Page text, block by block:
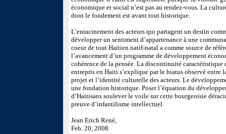
économique et social n’est pas au rendez-vous. La
dont le fondement est avant tout historique.
L’enracinement des acteurs qui partagent un destin
développer un sentiment d’appartenance à une
coeur de tout Haitien natif-natal a comme source de
l’avancement d’un programme de développement
cohérence de la pensée. La discontinuité
entrepris en Haiti s’explique par le hiatus observé entre
projet et l’identité culturelle des acteurs. Le
une fondation historique. Poser l’équation du
d’Haitisans soulever le voile sur cette bourgeoisie
preuve d’infantilisme intellectuel.
Jean Erich René,
Feb. 20, 2008